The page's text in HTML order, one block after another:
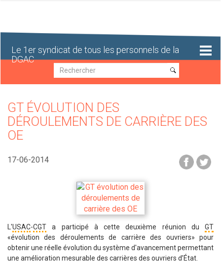
Le 1er syndicat de tous les personnels de la
DGAC
Recherche
Recherche
GT ÉVOLUTION DES
DÉROULEMENTS DE CARRIÈRE DES
OE
17-06-2014
L'USAC-CGT a participé à cette deuxième réunion du GT
«évolution des déroulements de carrière des ouvriers» pour
obtenir une réelle évolution du système d'avancement permettant
une amélioration mesurable des carrières des ouvriers d’État.